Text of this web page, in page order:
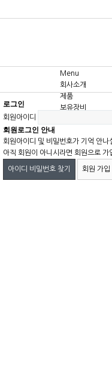
Menu
회사소개
제품
보유장비
로그인
회원아이디
회원로그인 안내
회원아이디 및 비밀번호가 기억 안
아직 회원이 아니시라면 회원으로 가
아이디 비밀번호 찾기 회원 가입